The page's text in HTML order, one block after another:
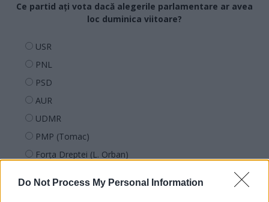
Do Not Process My Personal Information
Ce partid ați vota dacă alegerile parlamentare ar avea
loc duminica viitoare?
USR
PNL
PSD
AUR
UDMR
PMP (Tomac)
Forța Dreptei (L. Orban)